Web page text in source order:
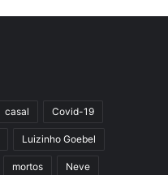
casal Covid-19
Luizinho Goebel
mortos Neve